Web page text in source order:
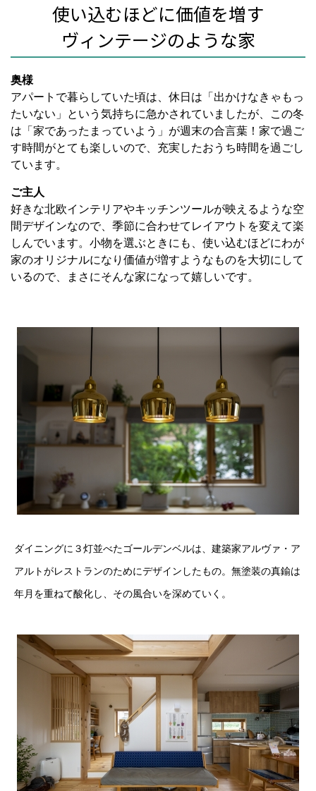
使い込むほどに価値を増す
ヴィンテージのような家
奥様
アパートで暮らしていた頃は、休日は「出かけなきゃもっ
たいない」という気持ちに急かされていましたが、この冬
は「家であったまっていよう」が週末の合言葉！家で過ご
す時間がとても楽しいので、充実したおうち時間を過ごし
ています。
ご主人
好きな北欧インテリアやキッチンツールが映えるような空
間デザインなので、季節に合わせてレイアウトを変えて楽
しんでいます。小物を選ぶときにも、使い込むほどにわが
家のオリジナルになり価値が増すようなものを大切にして
いるので、まさにそんな家になって嬉しいです。
ダイニングに３灯並べたゴールデンベルは、建築家アルヴァ・ア
アルトがレストランのためにデザインしたもの。無塗装の真鍮は
年月を重ねて酸化し、その風合いを深めていく。